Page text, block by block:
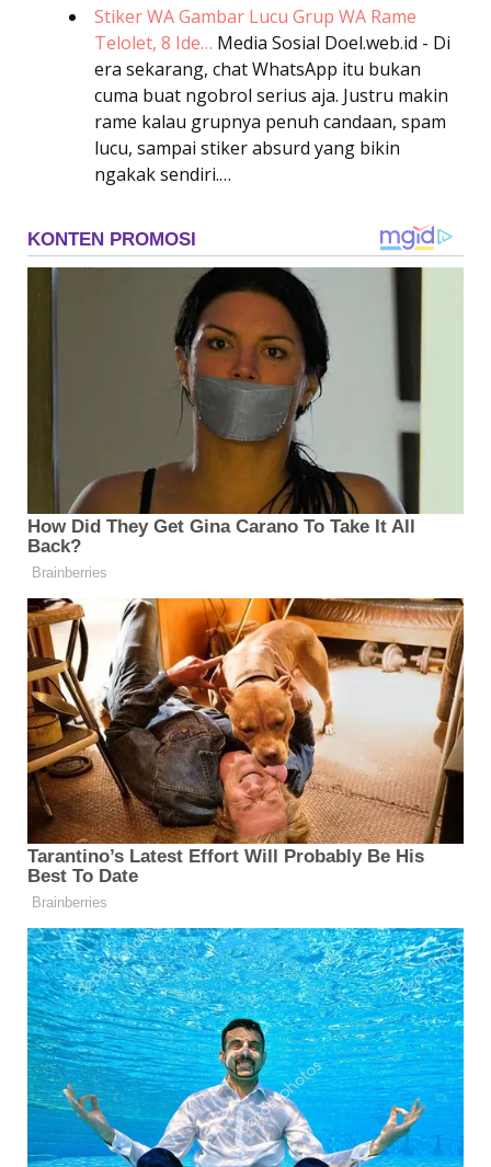
Stiker WA Gambar Lucu Grup WA Rame
Telolet, 8 Ide… Media Sosial Doel.web.id - Di
era sekarang, chat WhatsApp itu bukan
cuma buat ngobrol serius aja. Justru makin
rame kalau grupnya penuh candaan, spam
lucu, sampai stiker absurd yang bikin
ngakak sendiri.…